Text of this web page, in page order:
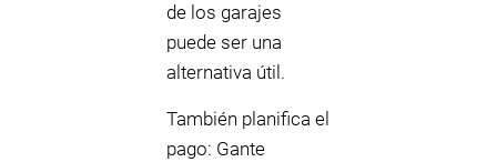
de los garajes
puede ser una
alternativa útil.
También planifica el
pago: Gante